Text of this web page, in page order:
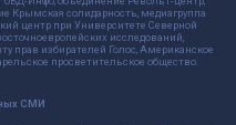
Крымская солидарность, медиагруппа
центр при Университете Северной
исследований,
прав избирателей Голос, Американское
просветительское общество.
СМИ